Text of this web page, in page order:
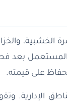
الخشبية،
المستعمل
على قيمته.
الإدارية.